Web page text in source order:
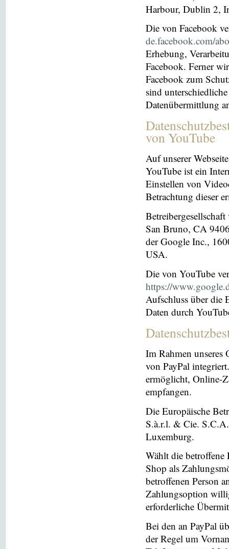
Harbour, Dublin 2,
Die von Facebook
de.facebook.com/
Erhebung,
Facebook. Ferner
Facebook zum
sind
Datenübermittlung
von YouTube
Auf unserer
YouTube ist ein
Einstellen von
Betrachtung dieser
San Bruno, CA
der Google Inc.,
USA.
Die von YouTube
https://
Aufschluss über die
Daten durch
Im Rahmen unseres
von PayPal
ermöglicht, Online-
empfangen.
Die Europäische
S.à.r.l. & Cie.
Luxemburg.
Wählt die betroffene
Shop als
betroffenen Person
Zahlungsoption
erforderliche
Bei den an PayPal
der Regel um